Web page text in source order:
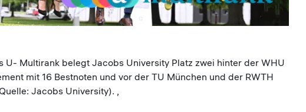
U- Multirank belegt Jacobs University Platz zwei hinter der WHU
mit 16 Bestnoten und vor der TU München und der RWTH
Jacobs University). ,